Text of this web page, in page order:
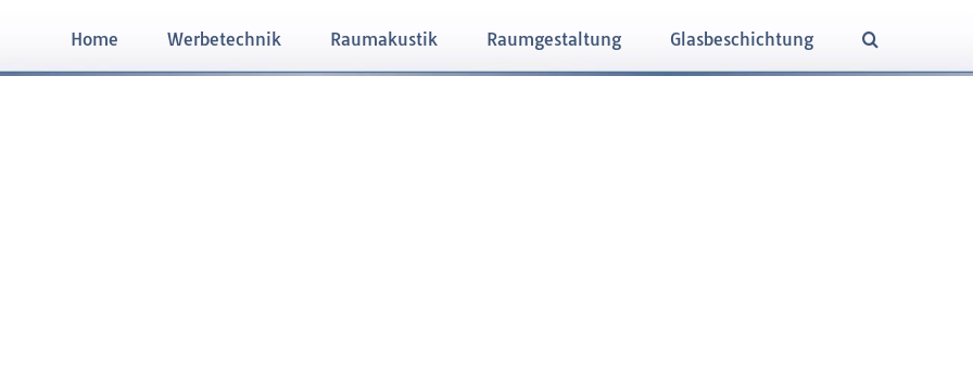
Home Werbetechnik Raumakustik Raumgestaltung Glasbeschichtung